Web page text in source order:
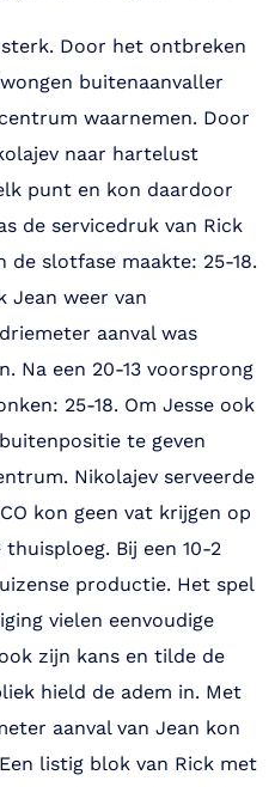
Door het ontbreken
buitenaanvaller
waarnemen. Door
naar hartelust
punt en kon daardoor
de servicedruk van Rick
de slotfase maakte: 25-18.
Jean weer van
aanval was
Na een 20-13 voorsprong
25-18. Om Jesse ook
te geven
Nikolajev serveerde
kon geen vat krijgen op
Bij een 10-2
productie. Het spel
vielen eenvoudige
zijn kans en tilde de
hield de adem in. Met
aanval van Jean kon
listig blok van Rick met